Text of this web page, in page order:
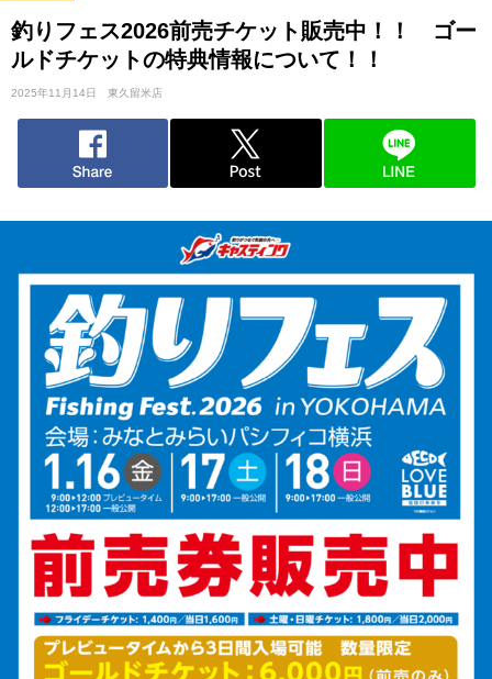
釣りフェス2026前売チケット販売中！！ ゴー
ルドチケットの特典情報について！！
2025年11月14日 東久留米店